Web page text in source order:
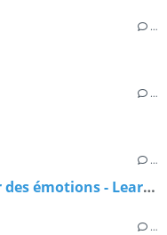
…
…
…
Les mots de l'album : la couleur des émotions - Learningapps
…